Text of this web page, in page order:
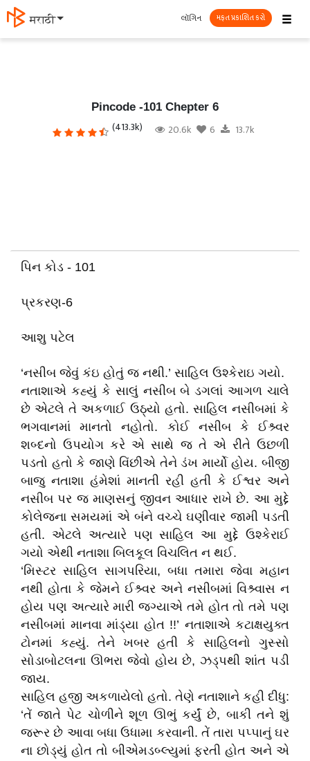
मराठी ☰
લૉગિન મફત પ્રકાશિત કરો
Pincode -101 Chepter 6
(413.3k) 20.6k 6 13.7k
પિન કોડ - 101
પ્રકરણ-6
આશુ પટેલ
‘નસીબ જેવું કંઇ હોતું જ નથી.’ સાહિલ ઉશ્કેરાઇ ગયો.
નતાશાએ કહ્યું કે સાલું નસીબ બે ડગલાં આગળ ચાલે
છે એટલે તે અકળાઈ ઉઠ્યો હતો. સાહિલ નસીબમાં કે
ભગવાનમાં માનતો નહોતો. કોઈ નસીબ કે ઈશ્ર્વર
શબ્દનો ઉપયોગ કરે એ સાથે જ તે એ રીતે ઉછળી
પડતો હતો કે જાણે વિંછીએ તેને ડંખ માર્યો હોય. બીજી
બાજુ નતાશા હંમેશાં માનતી રહી હતી કે ઈશ્વર અને
નસીબ પર જ માણસનું જીવન આધાર રાખે છે. આ મુદ્દે
કોલેજના સમયમાં એ બંને વચ્ચે ઘણીવાર જામી પડતી
હતી. એટલે અત્યારે પણ સાહિલ આ મુદ્દે ઉશ્કેરાઈ
ગયો એથી નતાશા બિલકૂલ વિચલિત ન થઈ.
‘મિસ્ટર સાહિલ સાગપરિયા, બધા તમારા જેવા મહાન
નથી હોતા કે જેમને ઈશ્ર્વર અને નસીબમાં વિશ્ર્વાસ ન
હોય પણ અત્યારે મારી જગ્યાએ તમે હોત તો તમે પણ
નસીબમાં માનવા માંડ્યા હોત !!’ નતાશાએ કટાક્ષયુક્ત
ટોનમાં કહ્યું. તેને ખબર હતી કે સાહિલનો ગુસ્સો
સોડાબોટલના ઊભરા જેવો હોય છે, ઝડ્પથી શાંત પડી
જાય.
સાહિલ હજી અકળાયેલો હતો. તેણે નતાશાને કહી દીધુ:
‘તેં જાતે પેટ ચોળીને શૂળ ઊભું કર્યું છે, બાકી તને શું
જરૂર છે આવા બધા ઉધામા કરવાની. તેં તારા પપ્પાનું ઘર
ના છોડ્યું હોત તો બીએમડબ્લ્યુમાં ફરતી હોત અને એ